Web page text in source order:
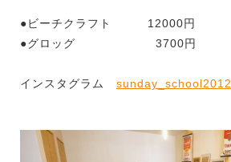
●ビーチクラフト 12000円
●グロッグ 3700円
インスタグラム sunday_school2012